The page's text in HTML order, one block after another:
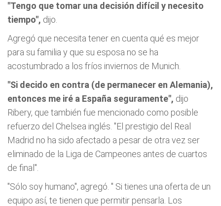
"Tengo que tomar una decisión difícil y necesito
tiempo", dijo.
Agregó que necesita tener en cuenta qué es mejor
para su familia y que su esposa no se ha
acostumbrado a los fríos inviernos de Munich.
"Si decido en contra (de permanecer en Alemania),
entonces me iré a España seguramente", dijo
Ribery, que también fue mencionado como posible
refuerzo del Chelsea inglés. "El prestigio del Real
Madrid no ha sido afectado a pesar de otra vez ser
eliminado de la Liga de Campeones antes de cuartos
de final".
"Sólo soy humano", agregó. " Si tienes una oferta de un
equipo así, te tienen que permitir pensarla. Los